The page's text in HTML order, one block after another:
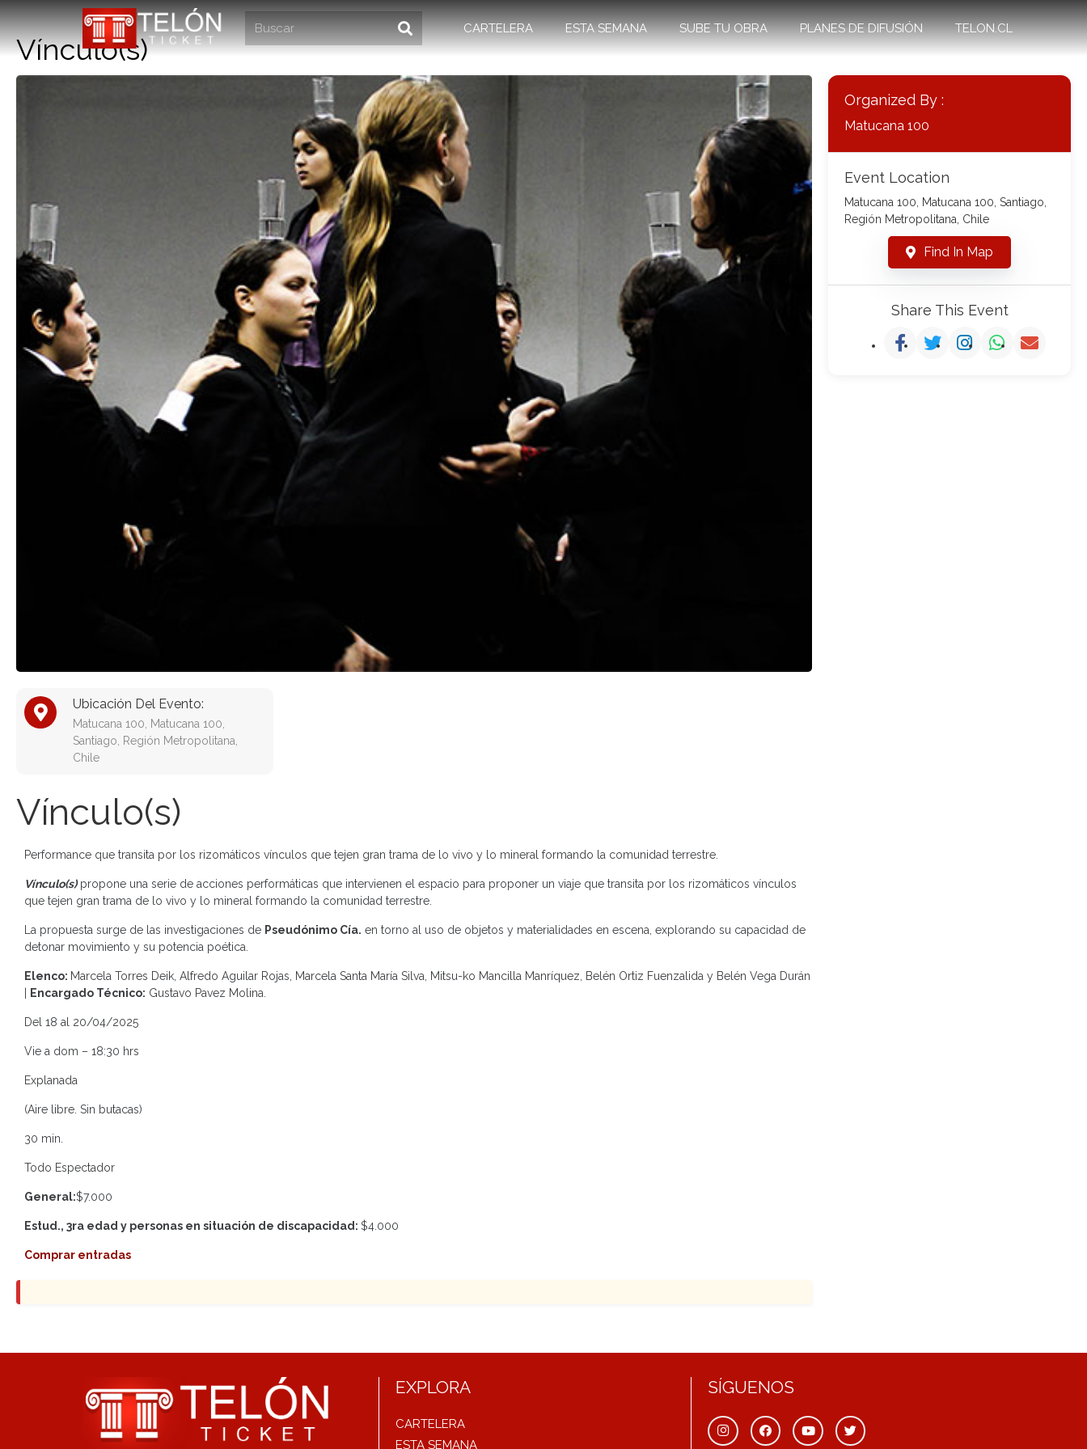
CARTELERA ESTA SEMANA SUBE TU OBRA PLANES DE DIFUSIÓN TELON.CL
Vínculo(s)
Ubicación Del Evento:
Matucana 100, Matucana 100,
Santiago, Región Metropolitana,
Chile
Vínculo(s)
Performance que transita por los rizomáticos vínculos que tejen gran trama de lo vivo y lo mineral formando la comunidad terrestre.
Vínculo(s)propone una serie de acciones performáticas que intervienen el espacio para proponer un viaje que transita por los rizomáticos vínculos
que tejen gran trama de lo vivo y lo mineral formando la comunidad terrestre.
La propuesta surge de las investigaciones de Pseudónimo Cía. en torno al uso de objetos y materialidades en escena, explorando su capacidad de
detonar movimiento y su potencia poética.
Elenco: Marcela Torres Deik, Alfredo Aguilar Rojas, Marcela Santa María Silva, Mitsu-ko Mancilla Manríquez, Belén Ortiz Fuenzalida y Belén Vega Durán
Encargado Técnico: Gustavo Pavez Molina.
Del 18 al 20/04/2025
Vie a dom – 18:30 hrs
Explanada
(Aire libre. Sin butacas)
30 min.
Todo Espectador
General:$7.000
Estud., 3ra edad y personas en situación de discapacidad: $4.000
Comprar entradas
Organized By :
Matucana 100
Event Location
Matucana 100, Matucana 100, Santiago,
Región Metropolitana, Chile
Find In Map
Share This Event
EXPLORA
CARTELERA
ESTA SEMANA
SÍGUENOS